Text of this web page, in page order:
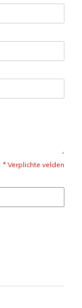
* Verplichte velden